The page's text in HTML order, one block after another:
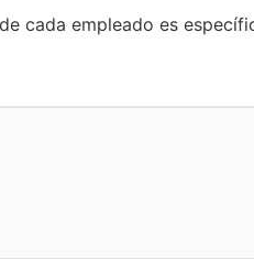
cada empleado es